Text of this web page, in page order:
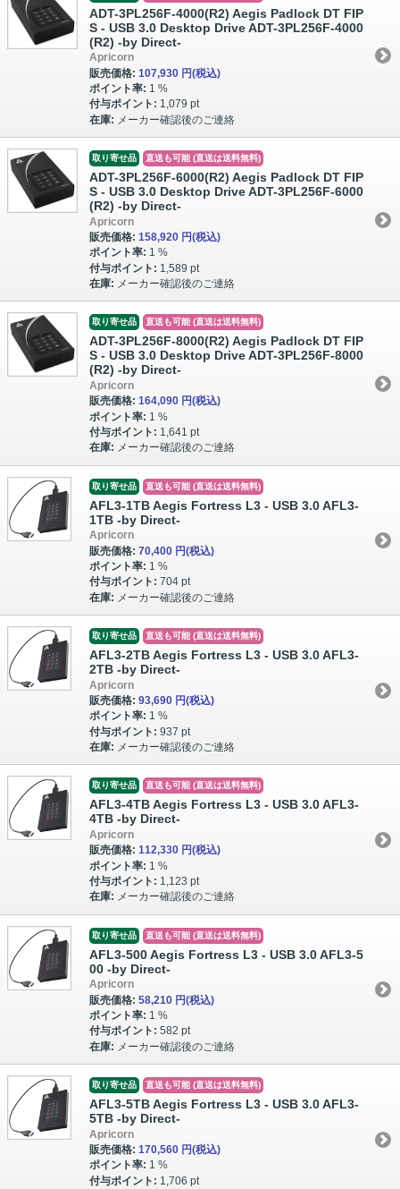
ADT-3PL256F-4000(R2) Aegis Padlock DT FIP
S - USB 3.0 Desktop Drive ADT-3PL256F-4000
(R2) -by Direct-
Apricorn
販売価格: 107,930 円(税込)
ポイント率: 1 %
付与ポイント: 1,079 pt
在庫: メーカー確認後のご連絡
取り寄せ品 直送も可能 (直送は送料無料)
ADT-3PL256F-6000(R2) Aegis Padlock DT FIP
S - USB 3.0 Desktop Drive ADT-3PL256F-6000
(R2) -by Direct-
Apricorn
販売価格: 158,920 円(税込)
ポイント率: 1 %
付与ポイント: 1,589 pt
在庫: メーカー確認後のご連絡
取り寄せ品 直送も可能 (直送は送料無料)
ADT-3PL256F-8000(R2) Aegis Padlock DT FIP
S - USB 3.0 Desktop Drive ADT-3PL256F-8000
(R2) -by Direct-
Apricorn
販売価格: 164,090 円(税込)
ポイント率: 1 %
付与ポイント: 1,641 pt
在庫: メーカー確認後のご連絡
取り寄せ品 直送も可能 (直送は送料無料)
AFL3-1TB Aegis Fortress L3 - USB 3.0 AFL3-
1TB -by Direct-
Apricorn
販売価格: 70,400 円(税込)
ポイント率: 1 %
付与ポイント: 704 pt
在庫: メーカー確認後のご連絡
取り寄せ品 直送も可能 (直送は送料無料)
AFL3-2TB Aegis Fortress L3 - USB 3.0 AFL3-
2TB -by Direct-
Apricorn
販売価格: 93,690 円(税込)
ポイント率: 1 %
付与ポイント: 937 pt
在庫: メーカー確認後のご連絡
取り寄せ品 直送も可能 (直送は送料無料)
AFL3-4TB Aegis Fortress L3 - USB 3.0 AFL3-
4TB -by Direct-
Apricorn
販売価格: 112,330 円(税込)
ポイント率: 1 %
付与ポイント: 1,123 pt
在庫: メーカー確認後のご連絡
取り寄せ品 直送も可能 (直送は送料無料)
AFL3-500 Aegis Fortress L3 - USB 3.0 AFL3-5
00 -by Direct-
Apricorn
販売価格: 58,210 円(税込)
ポイント率: 1 %
付与ポイント: 582 pt
在庫: メーカー確認後のご連絡
取り寄せ品 直送も可能 (直送は送料無料)
AFL3-5TB Aegis Fortress L3 - USB 3.0 AFL3-
5TB -by Direct-
Apricorn
販売価格: 170,560 円(税込)
ポイント率: 1 %
付与ポイント: 1,706 pt